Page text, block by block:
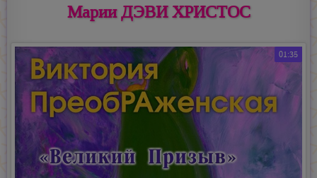
Марии ДЭВИ ХРИСТОС
01:35